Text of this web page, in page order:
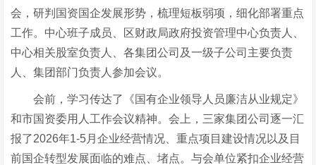
会，研判国资国企发展形势，梳理短板弱项，细化部署重点
工作。中心班子成员、区财政局政府投资管理中心负责人、
中心相关股室负责人、各集团公司及一级子公司主要负责
人、集团部门负责人参加会议。
会前，学习传达了《国有企业领导人员廉洁从业规定》
和市国资委用人工作会议精神。会上，三家集团公司逐一汇
报了2026年1-5月企业经营情况、重点项目建设情况以及目
前国企转型发展面临的难点、堵点。与会单位紧扣企业经营